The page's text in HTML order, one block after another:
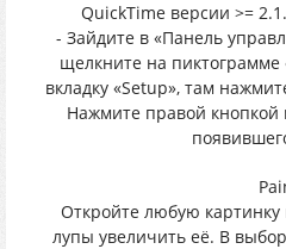
QuickTime версии >=
- Зайдите в «Панель
щелкните на пиктограмме
вкладку «Setup», там
Нажмите правой
Откройте любую
лупы увеличить её. В